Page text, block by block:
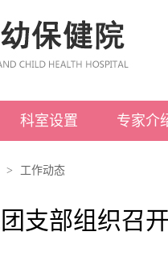
科室设置
科室介绍
专家介
> 工作动态
支部组织召